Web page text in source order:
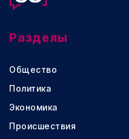
Разделы
Общество
Политика
Экономика
Происшествия